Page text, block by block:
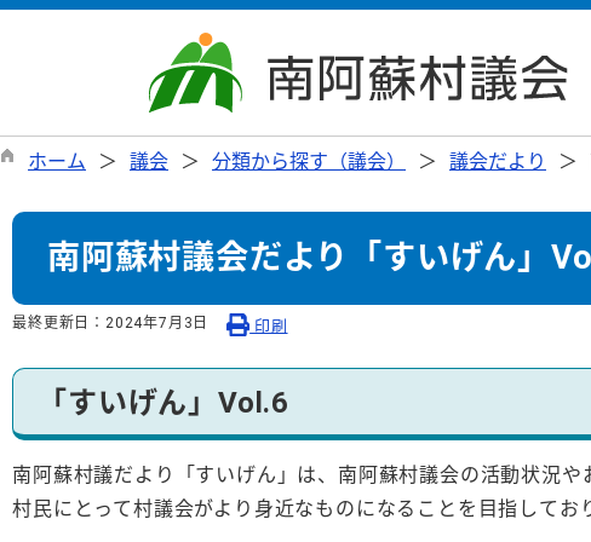
ホーム 議会 分類から探す（議会） 議会だより
南阿蘇村議会だより「すいげん」
最終更新日： 2024年7月3日 印刷
「すいげん」Vol.6
南阿蘇村議だより「すいげん」は、南阿蘇村議会の活動状況
村民にとって村議会がより身近なものになることを目指してお